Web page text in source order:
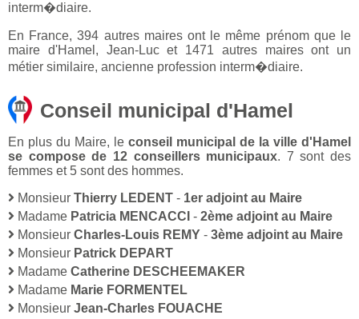
interm�diaire.
En France, 394 autres maires ont le même prénom que le
maire d'Hamel, Jean-Luc et 1471 autres maires ont un
métier similaire, ancienne profession interm�diaire.
Conseil municipal d'Hamel
En plus du Maire, le conseil municipal de la ville d'Hamel
se compose de 12 conseillers municipaux. 7 sont des
femmes et 5 sont des hommes.
Monsieur Thierry LEDENT - 1er adjoint au Maire
Madame Patricia MENCACCI - 2ème adjoint au Maire
Monsieur Charles-Louis REMY - 3ème adjoint au Maire
Monsieur Patrick DEPART
Madame Catherine DESCHEEMAKER
Madame Marie FORMENTEL
Monsieur Jean-Charles FOUACHE